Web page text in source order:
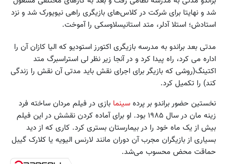
شد و نهایتا برای شرکت در کلاس‌های بازیگری راهی نیویورک شد و نزد
استادش؛ استلا آدلر، متد استانیسلاوسکی را آموخت.
مدتی بعد براندو به مدرسه بازیگری اکتورز استودیو که الیا کازان آن را
اداره می کرد، راه پیدا کرد و در آنجا زیر نظر لی استراسبرگ متد
اکتینگ(روشی که بازیگر برای اجرای نقش باید مدتی آن نقش را زندگی
کند) را تکمیل کرد.
نخستین حضور براندو بر پرده سینما بازی در فیلم مردان ساخته فرد
زینه مان در سال ۱۹۸۵ بود. او برای آماده کردن نقشش در این فیلم
بیش از یک ماه خود را در بیمارستان بستری کرد. کاری که از دید
بسیاری از بازیگران مجرب آن دوران مانند لارنس الیویه یا کلارک گیبل
حماقت محض محسوب می‌شد.